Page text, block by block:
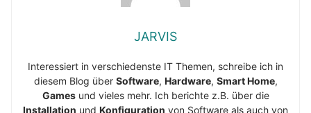
JARVIS
Interessiert in verschiedenste IT Themen, schreibe ich in
diesem Blog über Software, Hardware, Smart Home,
Gamesund vieles mehr. Ich berichte z.B. über die
Installation und Konfiguration von Software als auch von